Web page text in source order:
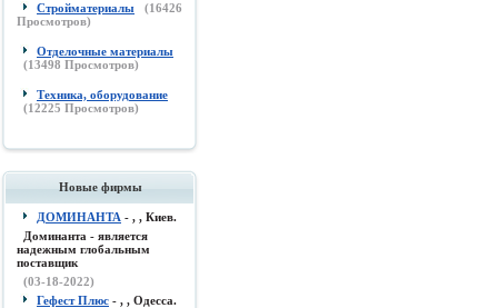
Стройматериалы (16426
Просмотров)
Отделочные материалы
(13498 Просмотров)
Техника, оборудование
(12225 Просмотров)
Новые фирмы
ДОМИНАНТА - , , Киев.
Доминанта - является
надежным глобальным
поставщик
(03-18-2022)
Гефест Плюс - , , Одесса.